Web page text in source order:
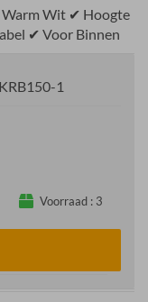
Wit ✔ Hoogte
✔ Voor Binnen
1
Voorraad : 3